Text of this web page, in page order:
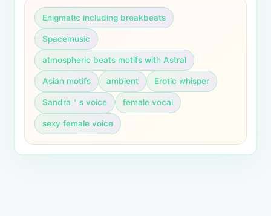
Enigmatic including breakbeats
Spacemusic
atmospheric beats motifs with Astral
Asian motifs ambient Erotic whisper
Sandra＇s voice female vocal
sexy female voice